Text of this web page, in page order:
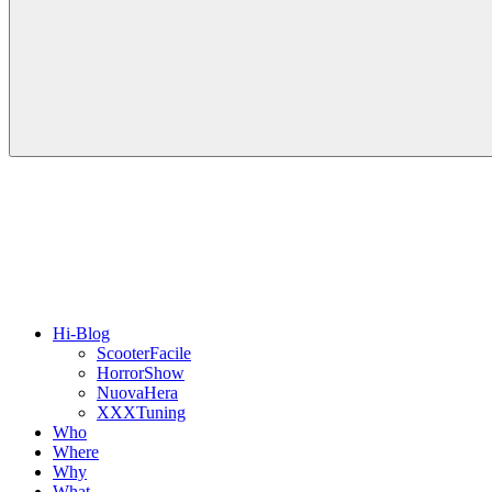
Hi-Blog
ScooterFacile
HorrorShow
NuovaHera
XXXTuning
Who
Where
Why